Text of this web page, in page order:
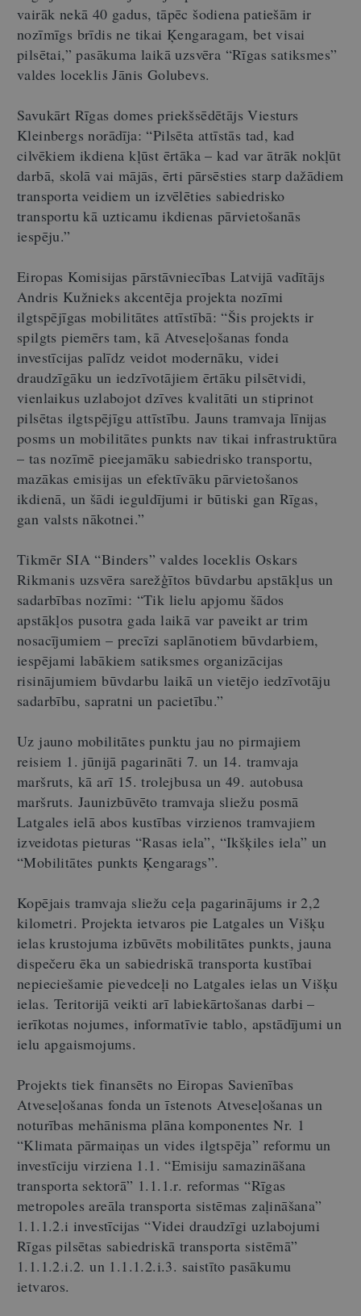
vairāk nekā 40 gadus, tāpēc šodiena patiešām ir
nozīmīgs brīdis ne tikai Ķengaragam, bet visai
pilsētai,” pasākuma laikā uzsvēra “Rīgas satiksmes”
valdes loceklis Jānis Golubevs.
Savukārt Rīgas domes priekšsēdētājs Viesturs
Kleinbergs norādīja: “Pilsēta attīstās tad, kad
cilvēkiem ikdiena kļūst ērtāka– kad var ātrāk nokļūt
darbā, skolā vai mājās, ērti pārsēsties starp dažādiem
transporta veidiem un izvēlēties sabiedrisko
transportu kā uzticamu ikdienas pārvietošanās
iespēju.”
Eiropas Komisijas pārstāvniecības Latvijā vadītājs
Andris Kužnieks akcentēja projekta nozīmi
ilgtspējīgas mobilitātes attīstībā: “Šis projekts ir
spilgts piemērs tam, kā Atveseļošanas fonda
investīcijas palīdz veidot modernāku, videi
draudzīgāku un iedzīvotājiem ērtāku pilsētvidi,
vienlaikus uzlabojot dzīves kvalitāti un stiprinot
pilsētas ilgtspējīgu attīstību. Jauns tramvaja līnijas
posms un mobilitātes punkts nav tikai infrastruktūra
– tas nozīmē pieejamāku sabiedrisko transportu,
mazākas emisijas un efektīvāku pārvietošanos
ikdienā, un šādi ieguldījumi ir būtiski gan Rīgas,
gan valsts nākotnei.”
Tikmēr SIA “Binders” valdes loceklis Oskars
Rikmanis uzsvēra sarežģītos būvdarbu apstākļus un
sadarbības nozīmi: “Tik lielu apjomu šādos
apstākļos pusotra gada laikā var paveikt ar trim
nosacījumiem – precīzi saplānotiem būvdarbiem,
iespējami labākiem satiksmes organizācijas
risinājumiem būvdarbu laikā un vietējo iedzīvotāju
sadarbību, sapratni un pacietību.”
Uz jauno mobilitātes punktu jau no pirmajiem
reisiem 1. jūnijā pagarināti 7. un 14. tramvaja
maršruts, kā arī 15. trolejbusa un 49. autobusa
maršruts. Jaunizbūvēto tramvaja sliežu posmā
Latgales ielā abos kustības virzienos tramvajiem
izveidotas pieturas “Rasas iela”, “Ikšķiles iela” un
“Mobilitātes punkts Ķengarags”.
Kopējais tramvaja sliežu ceļa pagarinājums ir 2,2
kilometri. Projekta ietvaros pie Latgales un Višķu
ielas krustojuma izbūvēts mobilitātes punkts, jauna
dispečeru ēka un sabiedriskā transporta kustībai
nepieciešamie pievedceļi no Latgales ielas un Višķu
ielas. Teritorijā veikti arī labiekārtošanas darbi–
ierīkotas nojumes, informatīvie tablo, apstādījumi un
ielu apgaismojums.
Projekts tiek finansēts no Eiropas Savienības
Atveseļošanas fonda un īstenots Atveseļošanas un
noturības mehānisma plāna komponentes Nr. 1
“Klimata pārmaiņas un vides ilgtspēja” reformu un
investīciju virziena 1.1. “Emisiju samazināšana
transporta sektorā” 1.1.1.r. reformas “Rīgas
metropoles areāla transporta sistēmas zaļināšana”
1.1.1.2.i investīcijas “Videi draudzīgi uzlabojumi
Rīgas pilsētas sabiedriskā transporta sistēmā”
1.1.1.2.i.2. un 1.1.1.2.i.3. saistīto pasākumu
ietvaros.